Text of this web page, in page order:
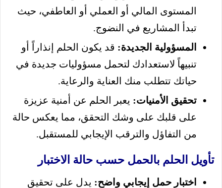
المستوى المالي أو العملي أو العاطفي، حيث
تبدأ المشاريع في النضوج.
المسؤولية الجديدة: قد يكون الحلم إنذاراً أو
تنبيهاً لاستعدادك لتحمل مسؤوليات جديدة في
حياتك تتطلب منك العناية والرعاية.
تحقيق الأمنيات: يعبر الحلم عن أمنية عزيزة
على قلبك على وشك التحقق، مما يعكس حالة
من التفاؤل والترقب الإيجابي للمستقبل.
تأويل الحلم بالحمل حسب حالة الاختبار
اختبار حمل إيجابي واضح: يدل على تحقيق